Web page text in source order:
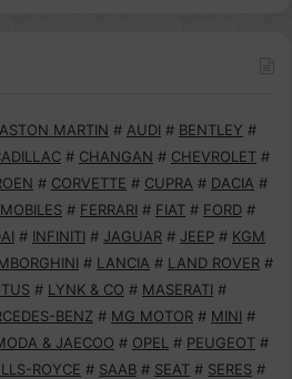
ASTON MARTIN # AUDI # BENTLEY #
# CHANGAN # CHEVROLET #
# CORVETTE # CUPRA # DACIA #
# FERRARI # FIAT # FORD #
# INFINITI # JAGUAR # JEEP # KGM
# LANCIA # LAND ROVER #
# LYNK & CO # MASERATI #
BENZ # MG MOTOR # MINI #
& JAECOO # OPEL # PEUGEOT #
ROYCE # SAAB # SEAT # SERES #